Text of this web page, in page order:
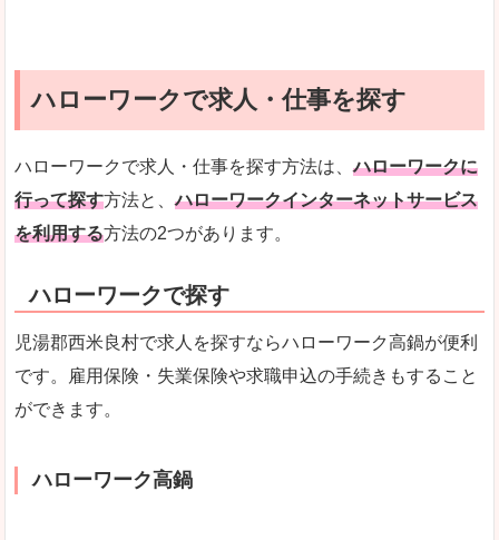
ハローワークで求人・仕事を探す
ハローワークで求人・仕事を探す方法は、ハローワークに
行って探す方法と、ハローワークインターネットサービス
を利用する方法の2つがあります。
ハローワークで探す
児湯郡西米良村で求人を探すならハローワーク高鍋が便利
です。雇用保険・失業保険や求職申込の手続きもすること
ができます。
ハローワーク高鍋